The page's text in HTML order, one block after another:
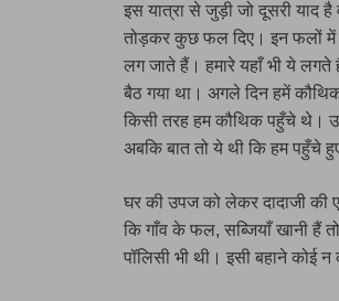
इस यात्रा से जुड़ी जो दूसरी याद
तोड़कर कुछ फल दिए। इन फलों में
लग जाते हैं। हमारे यहाँ भी ये
बैठ गया था। अगले दिन हमें
किसी तरह हम कौथिक पहुँचे थे।
अबकि बात तो ये थी कि हम पहुँचे
घर की उपज को लेकर दादाजी की
कि गाँव के फल, सब्जियाँ खानी
पॉलिसी भी थी। इसी बहाने कोई न